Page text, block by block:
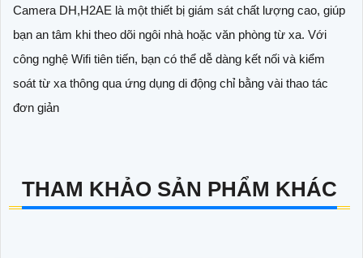
Camera DH,H2AE là một thiết bị giám sát chất lượng cao, giúp
bạn an tâm khi theo dõi ngôi nhà hoặc văn phòng từ xa. Với
công nghệ Wifi tiên tiến, bạn có thể dễ dàng kết nối và kiểm
soát từ xa thông qua ứng dụng di động chỉ bằng vài thao tác
đơn giản
THAM KHẢO SẢN PHẨM KHÁC